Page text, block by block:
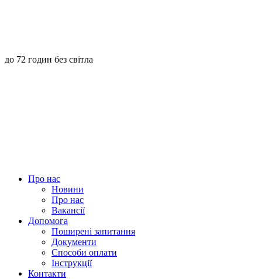
до 72 годин без світла
Про нас
Новини
Про нас
Вакансії
Допомога
Поширені запитання
Документи
Способи оплати
Інструкції
Контакти